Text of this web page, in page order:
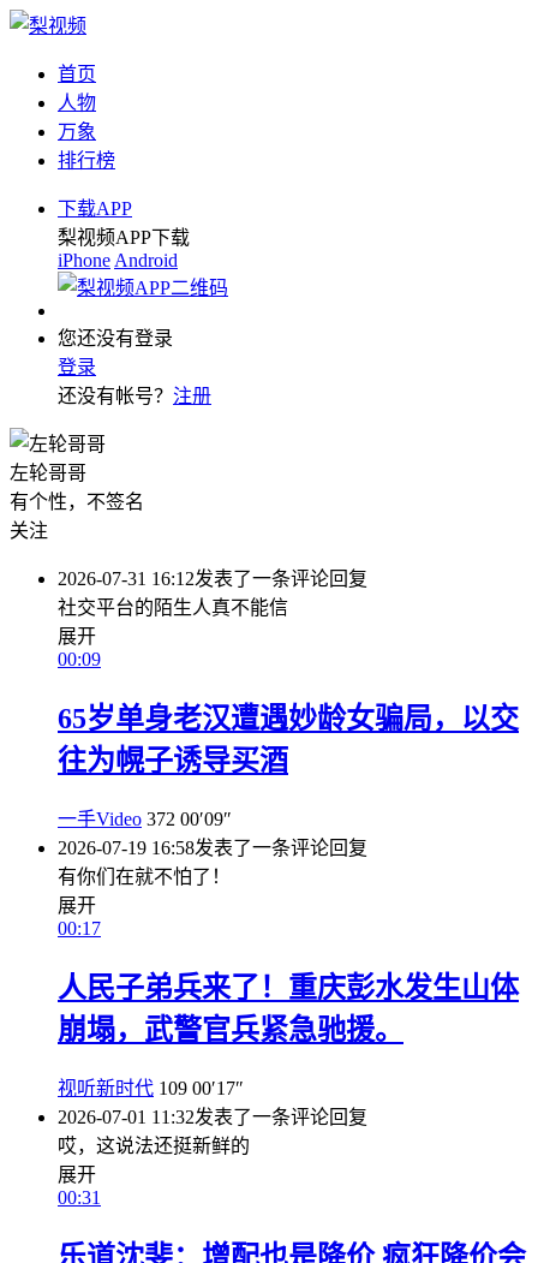
首页
人物
万象
排行榜
下载APP
梨视频APP下载
iPhone Android
您还没有登录
登录
还没有帐号？ 注册
左轮哥哥
有个性，不签名
关注
2026-07-31 16:12发表了一条评论回复
社交平台的陌生人真不能信
展开
00:09
65岁单身老汉遭遇妙龄女骗局，以交
往为幌子诱导买酒
一手Video 372 00′09″
2026-07-19 16:58发表了一条评论回复
有你们在就不怕了！
展开
00:17
人民子弟兵来了！重庆彭水发生山体
崩塌，武警官兵紧急驰援。
视听新时代 109 00′17″
2026-07-01 11:32发表了一条评论回复
哎，这说法还挺新鲜的
展开
00:31
乐道沈斐：增配也是降价 疯狂降价会